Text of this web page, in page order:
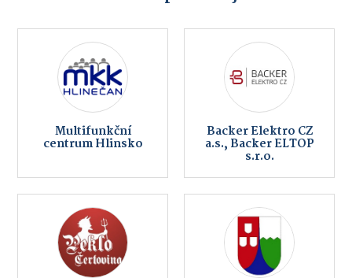
Multifunkční
centrum Hlinsko
Backer Elektro CZ
a.s., Backer ELTOP
s.r.o.